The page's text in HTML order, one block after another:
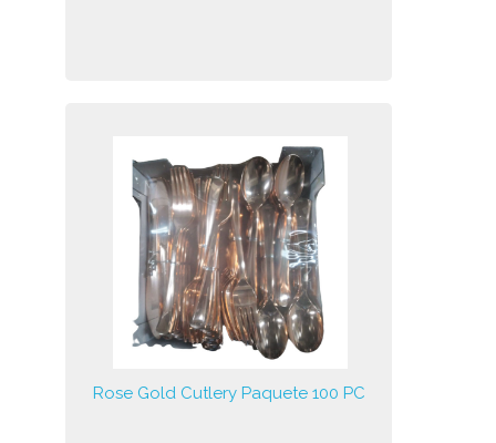
Rose Gold Cutlery Paquete 100 PC